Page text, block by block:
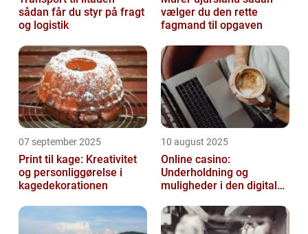
sådan får du styr på fragt
og logistik
vælger du den rette
fagmand til opgaven
07 september 2025
Print til kage: Kreativitet
og personliggørelse i
kagedekorationen
10 august 2025
Online casino:
Underholdning og
muligheder i den digitale